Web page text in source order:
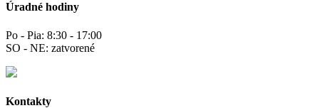
Úradné hodiny
Po - Pia: 8:30 - 17:00
SO - NE: zatvorené
Kontakty